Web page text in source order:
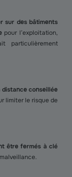
sur des bâtiments
pour l’exploitation,
particulièrement
distance conseillée
limiter le risque de
être fermés à clé